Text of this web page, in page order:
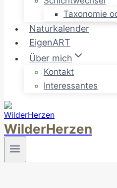
Taxonomie
Naturkalender
EigenART
Über mich
Kontakt
Interessantes
WilderHerzen